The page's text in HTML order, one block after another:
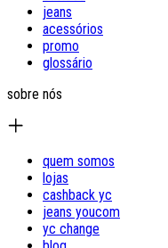
jeans
acessórios
promo
glossário
sobre nós
quem somos
lojas
cashback yc
jeans youcom
yc change